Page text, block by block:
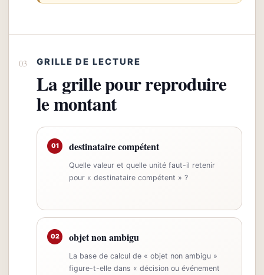
GRILLE DE LECTURE
La grille pour reproduire
le montant
01 destinataire compétent
Quelle valeur et quelle unité faut-il retenir
pour « destinataire compétent » ?
02 objet non ambigu
La base de calcul de « objet non ambigu »
figure-t-elle dans « décision ou événement